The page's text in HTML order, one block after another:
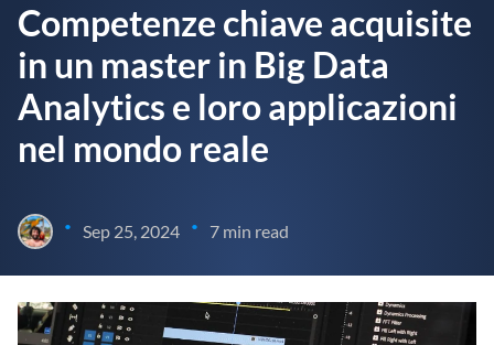
Competenze chiave acquisite
in un master in Big Data
Analytics e loro applicazioni
nel mondo reale
• Sep 25, 2024 • 7 min read